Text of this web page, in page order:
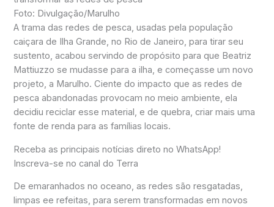
Foto: Divulgação/Marulho
A trama das redes de pesca, usadas pela população
caiçara de Ilha Grande, no Rio de Janeiro, para tirar seu
sustento, acabou servindo de propósito para que Beatriz
Mattiuzzo se mudasse para a ilha, e começasse um novo
projeto, a Marulho. Ciente do impacto que as redes de
pesca abandonadas provocam no meio ambiente, ela
decidiu reciclar esse material, e de quebra, criar mais uma
fonte de renda para as famílias locais.
Receba as principais notícias direto no WhatsApp!
Inscreva-se no canal do Terra
De emaranhados no oceano, as redes são resgatadas,
limpas ee refeitas, para serem transformadas em novos